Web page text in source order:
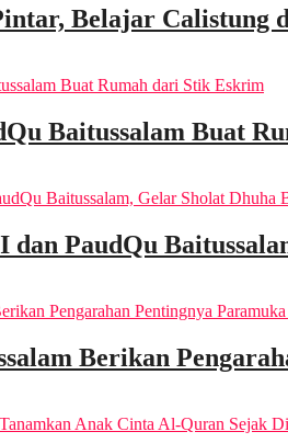
Belajar Calistung
Baitussalam Buat
dan PaudQu
Berikan